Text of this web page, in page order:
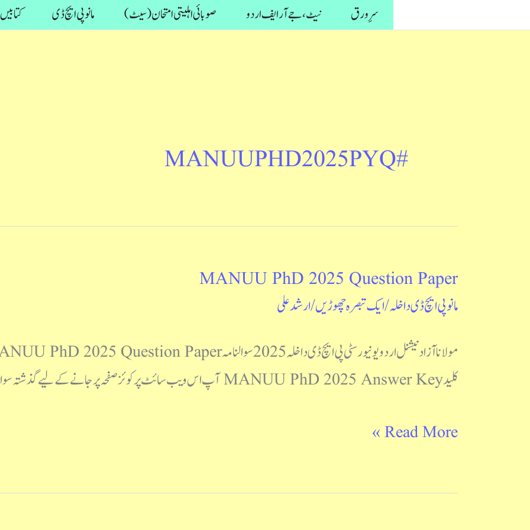
سرِ ورق نیٹ، جے آر ایف اردو صوبائی اہلیتی امتحان (سیٹ) مانو پی ایچ ڈی کتابیں
#MANUUPHD2025PYQ
MANUU PhD 2025 Question Paper
مانو پی ایچ ڈی داخلہ/ایک تبصرہ چھوڑیں/ارشد علی
کلید MANUU PhD 2025 Answer Key آپ اس ویب سائٹ پرکوئز صفحہ پر جانے کے لیے گذشتہ سوالات ویڈیو کی شکل میں Post Views: 243
MANUU
PhD
Question
Paper
Read More »